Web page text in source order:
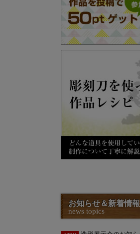
お知らせ＆新着情報
news topics